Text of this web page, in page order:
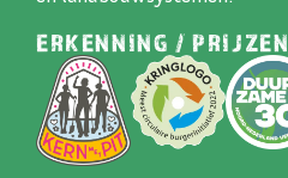
ERKENNING / PRIJZEN